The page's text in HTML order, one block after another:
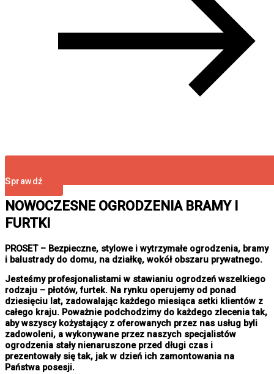
Sprawdź
NOWOCZESNE OGRODZENIA BRAMY I
FURTKI
PROSET – Bezpieczne, stylowe i wytrzymałe ogrodzenia, bramy
i balustrady do domu, na działkę, wokół obszaru prywatnego.
Jesteśmy profesjonalistami w stawianiu ogrodzeń wszelkiego
rodzaju – płotów, furtek. Na rynku operujemy od ponad
dziesięciu lat, zadowalając każdego miesiąca setki klientów z
całego kraju. Poważnie podchodzimy do każdego zlecenia tak,
aby wszyscy kożystający z oferowanych przez nas usług byli
zadowoleni, a wykonywane przez naszych specjalistów
ogrodzenia stały nienaruszone przed długi czas i
prezentowały się tak, jak w dzień ich zamontowania na
Państwa posesji.